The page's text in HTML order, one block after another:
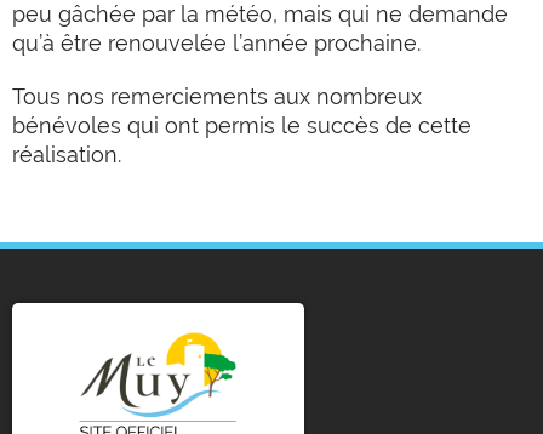
peu gâchée par la météo, mais qui ne demande
qu’à être renouvelée l’année prochaine.
Tous nos remerciements aux nombreux
bénévoles qui ont permis le succès de cette
réalisation.